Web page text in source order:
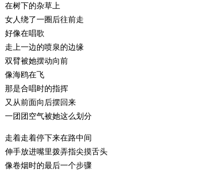
在树下的杂草上
女人绕了一圈后往前走
好像在唱歌
走上一边的喷泉的边缘
双臂被她摆动向前
像海鸥在飞
那是合唱时的指挥
又从前面向后摆回来
一团团空气被她这么划分
走着走着停下来在路中间
伸手放进嘴里拨弄指尖摸舌头
像卷烟时的最后一个步骤